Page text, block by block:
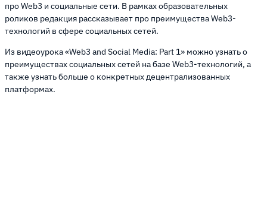
про Web3 и социальные сети. В рамках образовательных
роликов редакция рассказывает про преимущества Web3-
технологий в сфере социальных сетей.
Из видеоурока «Web3 and Social Media: Part 1» можно узнать о
преимуществах социальных сетей на базе Web3-технологий, а
также узнать больше о конкретных децентрализованных
платформах.